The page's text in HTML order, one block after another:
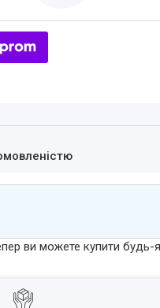
ви можете купити